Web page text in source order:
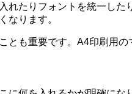
れたりフォントを統一し
なります。
も重要です。A4印刷用